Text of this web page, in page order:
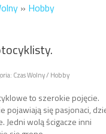
» Hobby
Czas Wolny / Hobby
to szerokie pojęcie.
pojawiają się pasjonaci,
Jedni wolą ścigacze inni